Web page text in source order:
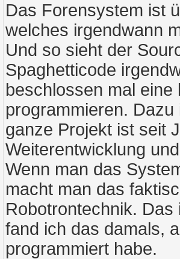
Das Forensystem ist
welches irgendwann
Und so sieht der
Spaghetticode
beschlossen mal
programmieren.
ganze Projekt ist seit
Weiterentwicklung
Wenn man das
macht man das
Robotrontechnik.
fand ich das damals,
programmiert habe.